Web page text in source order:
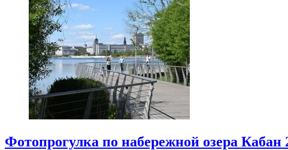
Фотопрогулка по набережной озера Кабан